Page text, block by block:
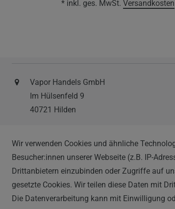
* inkl. ges. MwSt. Versandkosten
Vapor Handels GmbH
Im Hülsenfeld 9
40721 Hilden
info@vapor-handel.de
Montag - Freitag, 09:00 - 16:00
Wir verwenden Cookies und ähnliche
Besucher:innen unserer Webseite (z.B. IP-
Drittanbietern einzubinden oder Zugriffe auf
gesetzte Cookies. Wir teilen diese Daten mit
Die Datenverarbeitung kann mit Einwilligung